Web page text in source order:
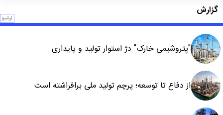
گزارش
آرشیو
"پتروشیمی خارک" دژ استوار تولید و پایداری
از دفاع تا توسعه؛ پرچم تولید ملی برافراشته است